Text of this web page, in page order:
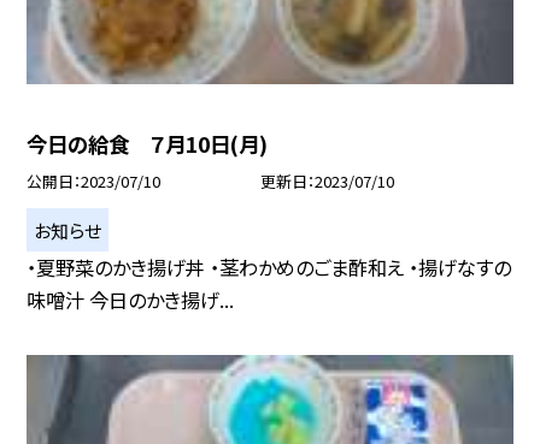
今日の給食 ７月10日(月)
公開日 2023/07/10 更新日 2023/07/10
お知らせ
・夏野菜のかき揚げ丼 ・茎わかめのごま酢和え ・揚げなすの
味噌汁 今日のかき揚げ...